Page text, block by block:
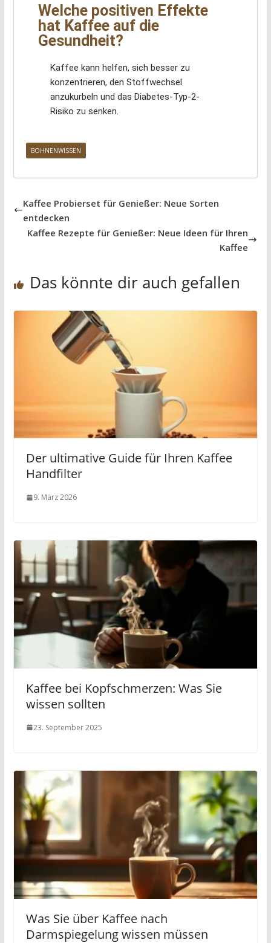
Welche positiven Effekte
hat Kaffee auf die
Gesundheit?
Kaffee kann helfen, sich besser zu
konzentrieren, den Stoffwechsel
anzukurbeln und das Diabetes-Typ-2-
Risiko zu senken.
BOHNENWISSEN
Kaffee Probierset für Genießer: Neue Sorten
entdecken
Kaffee Rezepte für Genießer: Neue Ideen für Ihren
Kaffee
Das könnte dir auch gefallen
Der ultimative Guide für Ihren Kaffee
Handfilter
9. März 2026
Kaffee bei Kopfschmerzen: Was Sie
wissen sollten
23. September 2025
Was Sie über Kaffee nach
Darmspiegelung wissen müssen